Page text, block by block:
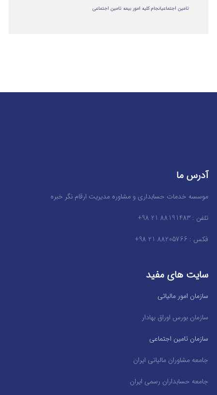
تامین اجتماعیانجام کلیه امور بیمه تامین اجتماعی
آدرس ما
موسسه خدمات حسابداری و مشاوره مدیریت ارقام نگر خبره
تلفن : 88191483 21 98+
فکس : 88205766 21 98+
سایت های مفید
سازمان امور مالیاتی
سازمان بورس اوراق بهادار
سازمان تامین اجتماعی
جامعه مشاوران مالیاتی ایران
جامعه حسابداران رسمی ایران